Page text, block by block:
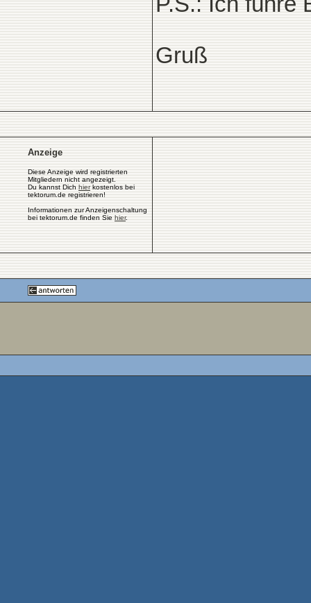
Gruß
Anzeige
Diese Anzeige wird registrierten
Mitgliedern nicht angezeigt.
Du kannst Dich hierkostenlos bei
tektorum.de registrieren!
Informationen zur Anzeigenschaltung
bei tektorum.de finden Sie hier.